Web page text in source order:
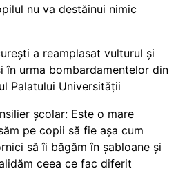
nu va destăinui nimic
a reamplasat vulturul și
în urma bombardamentelor din
Palatului Universității
școlar: Este o mare
pe copii să fie așa cum
să îi băgăm în șabloane și
ceea ce fac diferit